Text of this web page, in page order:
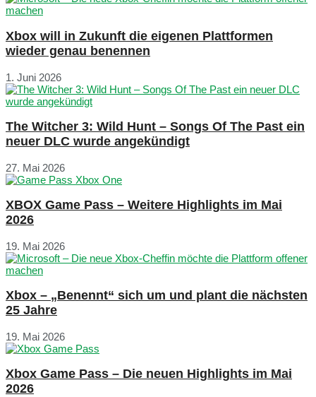
Xbox will in Zukunft die eigenen Plattformen
wieder genau benennen
1. Juni 2026
The Witcher 3: Wild Hunt – Songs Of The Past ein
neuer DLC wurde angekündigt
27. Mai 2026
XBOX Game Pass – Weitere Highlights im Mai
2026
19. Mai 2026
Xbox – „Benennt“ sich um und plant die nächsten
25 Jahre
19. Mai 2026
Xbox Game Pass – Die neuen Highlights im Mai
2026